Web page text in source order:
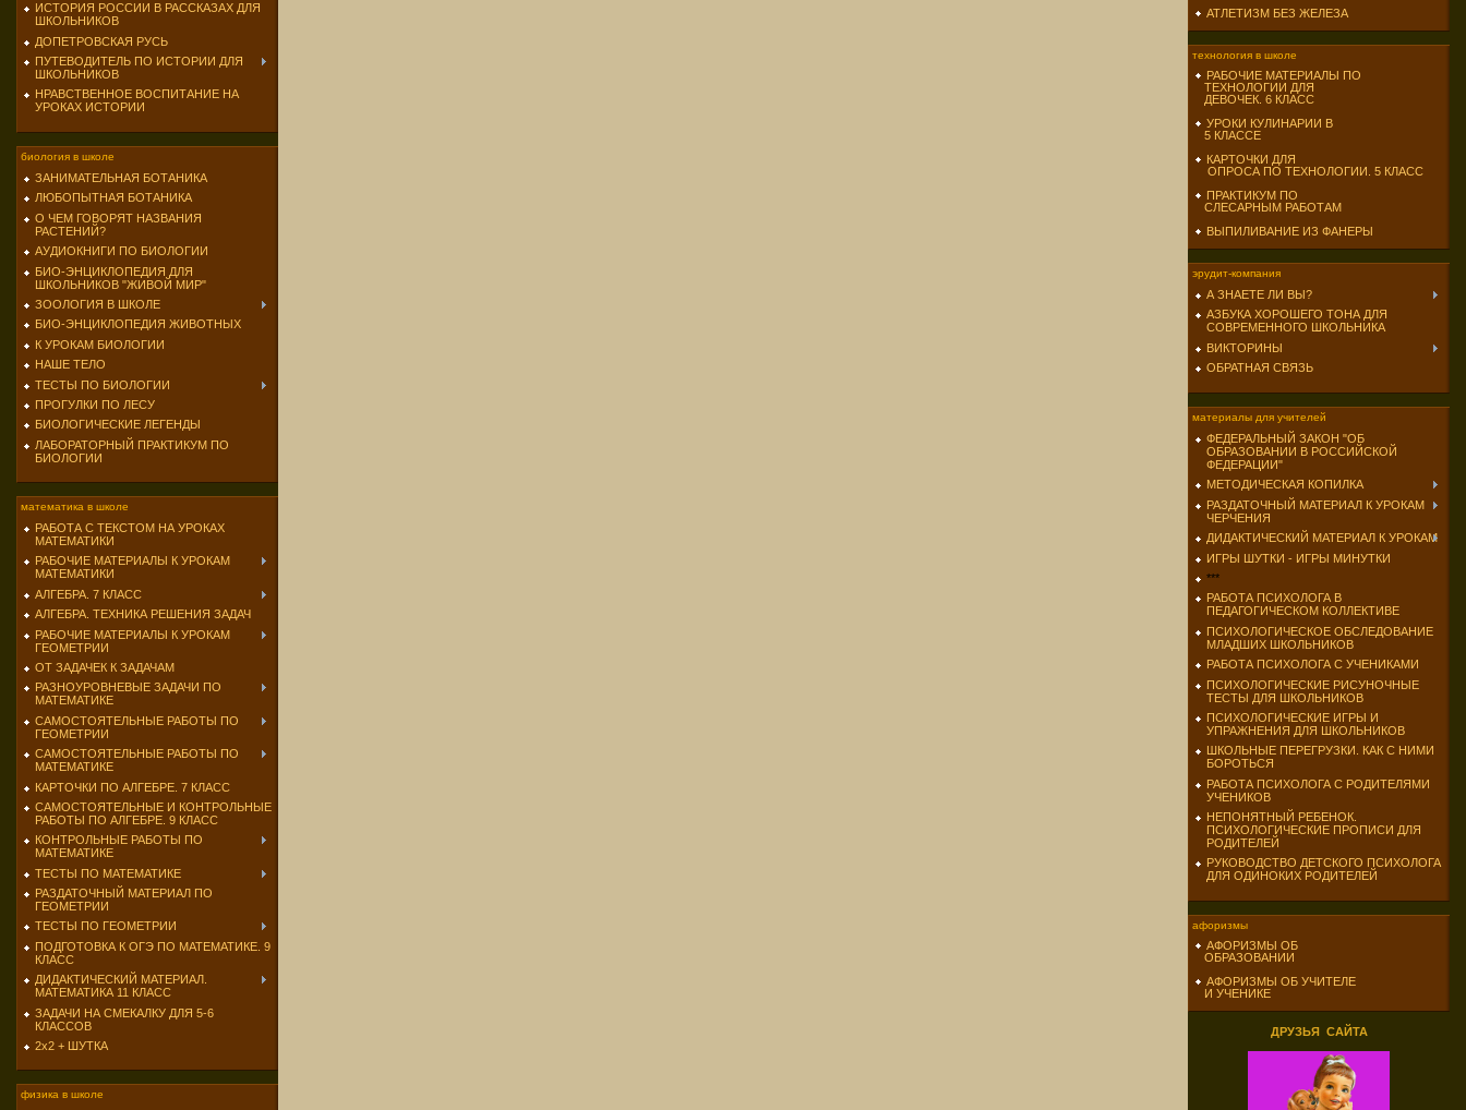
ИСТОРИЯ РОССИИ В РАССКАЗАХ ДЛЯ
ШКОЛЬНИКОВ
ДОПЕТРОВСКАЯ РУСЬ
ПУТЕВОДИТЕЛЬ ПО ИСТОРИИ ДЛЯ
ШКОЛЬНИКОВ
НРАВСТВЕННОЕ ВОСПИТАНИЕ НА
УРОКАХ ИСТОРИИ
биология в школе
ЗАНИМАТЕЛЬНАЯ БОТАНИКА
ЛЮБОПЫТНАЯ БОТАНИКА
О ЧЕМ ГОВОРЯТ НАЗВАНИЯ
РАСТЕНИЙ?
АУДИОКНИГИ ПО БИОЛОГИИ
БИО-ЭНЦИКЛОПЕДИЯ ДЛЯ
ШКОЛЬНИКОВ "ЖИВОЙ МИР"
ЗООЛОГИЯ В ШКОЛЕ
БИО-ЭНЦИКЛОПЕДИЯ ЖИВОТНЫХ
К УРОКАМ БИОЛОГИИ
НАШЕ ТЕЛО
ТЕСТЫ ПО БИОЛОГИИ
ПРОГУЛКИ ПО ЛЕСУ
БИОЛОГИЧЕСКИЕ ЛЕГЕНДЫ
ЛАБОРАТОРНЫЙ ПРАКТИКУМ ПО
БИОЛОГИИ
математика в школе
РАБОТА С ТЕКСТОМ НА УРОКАХ
МАТЕМАТИКИ
РАБОЧИЕ МАТЕРИАЛЫ К УРОКАМ
МАТЕМАТИКИ
АЛГЕБРА. 7 КЛАСС
АЛГЕБРА. ТЕХНИКА РЕШЕНИЯ ЗАДАЧ
РАБОЧИЕ МАТЕРИАЛЫ К УРОКАМ
ГЕОМЕТРИИ
ОТ ЗАДАЧЕК К ЗАДАЧАМ
РАЗНОУРОВНЕВЫЕ ЗАДАЧИ ПО
МАТЕМАТИКЕ
САМОСТОЯТЕЛЬНЫЕ РАБОТЫ ПО
ГЕОМЕТРИИ
САМОСТОЯТЕЛЬНЫЕ РАБОТЫ ПО
МАТЕМАТИКЕ
КАРТОЧКИ ПО АЛГЕБРЕ. 7 КЛАСС
САМОСТОЯТЕЛЬНЫЕ И КОНТРОЛЬНЫЕ
РАБОТЫ ПО АЛГЕБРЕ. 9 КЛАСС
КОНТРОЛЬНЫЕ РАБОТЫ ПО
МАТЕМАТИКЕ
ТЕСТЫ ПО МАТЕМАТИКЕ
РАЗДАТОЧНЫЙ МАТЕРИАЛ ПО
ГЕОМЕТРИИ
ТЕСТЫ ПО ГЕОМЕТРИИ
ПОДГОТОВКА К ОГЭ ПО МАТЕМАТИКЕ. 9
КЛАСС
ДИДАКТИЧЕСКИЙ МАТЕРИАЛ.
МАТЕМАТИКА 11 КЛАСС
ЗАДАЧИ НА СМЕКАЛКУ ДЛЯ 5-6
КЛАССОВ
2х2 + ШУТКА
физика в школе
АТЛЕТИЗМ БЕЗ ЖЕЛЕЗА
технология в школе
РАБОЧИЕ МАТЕРИАЛЫ ПО
ТЕХНОЛОГИИ ДЛЯ
ДЕВОЧЕК. 6 КЛАСС
УРОКИ КУЛИНАРИИ В
5 КЛАССЕ
КАРТОЧКИ ДЛЯ
ОПРОСА ПО ТЕХНОЛОГИИ. 5 КЛАСС
ПРАКТИКУМ ПО
СЛЕСАРНЫМ РАБОТАМ
ВЫПИЛИВАНИЕ ИЗ ФАНЕРЫ
эрудит-компания
А ЗНАЕТЕ ЛИ ВЫ?
АЗБУКА ХОРОШЕГО ТОНА ДЛЯ
СОВРЕМЕННОГО ШКОЛЬНИКА
ВИКТОРИНЫ
ОБРАТНАЯ СВЯЗЬ
материалы для учителей
ФЕДЕРАЛЬНЫЙ ЗАКОН "ОБ
ОБРАЗОВАНИИ В РОССИЙСКОЙ
ФЕДЕРАЦИИ"
МЕТОДИЧЕСКАЯ КОПИЛКА
РАЗДАТОЧНЫЙ МАТЕРИАЛ К УРОКАМ
ЧЕРЧЕНИЯ
ДИДАКТИЧЕСКИЙ МАТЕРИАЛ К УРОКАМ
ИГРЫ ШУТКИ - ИГРЫ МИНУТКИ
***
РАБОТА ПСИХОЛОГА В
ПЕДАГОГИЧЕСКОМ КОЛЛЕКТИВЕ
ПСИХОЛОГИЧЕСКОЕ ОБСЛЕДОВАНИЕ
МЛАДШИХ ШКОЛЬНИКОВ
РАБОТА ПСИХОЛОГА С УЧЕНИКАМИ
ПСИХОЛОГИЧЕСКИЕ РИСУНОЧНЫЕ
ТЕСТЫ ДЛЯ ШКОЛЬНИКОВ
ПСИХОЛОГИЧЕСКИЕ ИГРЫ И
УПРАЖНЕНИЯ ДЛЯ ШКОЛЬНИКОВ
ШКОЛЬНЫЕ ПЕРЕГРУЗКИ. КАК С НИМИ
БОРОТЬСЯ
РАБОТА ПСИХОЛОГА С РОДИТЕЛЯМИ
УЧЕНИКОВ
НЕПОНЯТНЫЙ РЕБЕНОК.
ПСИХОЛОГИЧЕСКИЕ ПРОПИСИ ДЛЯ
РОДИТЕЛЕЙ
РУКОВОДСТВО ДЕТСКОГО ПСИХОЛОГА
ДЛЯ ОДИНОКИХ РОДИТЕЛЕЙ
афоризмы
АФОРИЗМЫ ОБ
ОБРАЗОВАНИИ
АФОРИЗМЫ ОБ УЧИТЕЛЕ
И УЧЕНИКЕ
ДРУЗЬЯ САЙТА